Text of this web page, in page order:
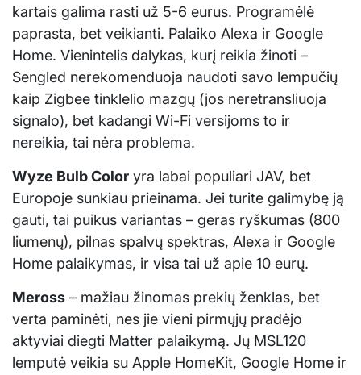
kartais galima rasti už 5-6 eurus. Programėlė
paprasta, bet veikianti. Palaiko Alexa ir Google
Home. Vienintelis dalykas, kurį reikia žinoti –
Sengled nerekomenduoja naudoti savo lempučių
kaip Zigbee tinklelio mazgų (jos neretransliuoja
signalo), bet kadangi Wi-Fi versijoms to ir
nereikia, tai nėra problema.
Wyze Bulb Color yra labai populiari JAV, bet
Europoje sunkiau prieinama. Jei turite galimybę ją
gauti, tai puikus variantas – geras ryškumas (800
liumenų), pilnas spalvų spektras, Alexa ir Google
Home palaikymas, ir visa tai už apie 10 eurų.
Meross – mažiau žinomas prekių ženklas, bet
verta paminėti, nes jie vieni pirmųjų pradėjo
aktyviai diegti Matter palaikymą. Jų MSL120
lemputė veikia su Apple HomeKit, Google Home ir